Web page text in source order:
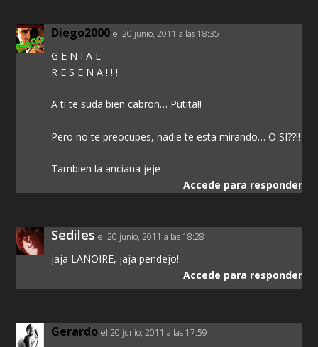
Diego2000 el 20 junio, 2011 a las 18:35
G E N I A L
R E S E Ñ A ! ! !
A ti te suda bien cabron… Putita!!
Pero no te preocupes, nadie te esta mirando… O SI??!!
Tambien la anciana jeje
Accede para responder
Sediles el 20 junio, 2011 a las 18:28
jaja LANOIRE, jaja pendejo!
Accede para responder
Gerardo el 20 junio, 2011 a las 17:59